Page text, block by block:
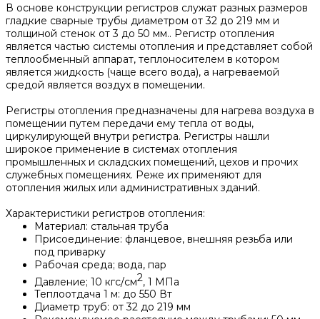
В основе конструкции регистров служат разных размеров
гладкие сварные трубы диаметром от 32 до 219 мм и
толщиной стенок от 3 до 50 мм.. Регистр отопления
является частью системы отопления и представляет собой
теплообменный аппарат, теплоносителем в котором
является жидкость (чаще всего вода), а нагреваемой
средой является воздух в помещении.
Регистры отопления предназначены для нагрева воздуха в
помещении путем передачи ему тепла от воды,
циркулирующей внутри регистра. Регистры нашли
широкое применение в системах отопления
промышленных и складских помещений, цехов и прочих
служебных помещениях. Реже их применяют для
отопления жилых или административных зданий.
Характеристики регистров отопления:
Материал: стальная труба
Присоединение: фланцевое, внешняя резьба или
под приварку
Рабочая среда; вода, пар
Давление; 10 кгс/см2, 1 МПа
Теплоотдача 1 м: до 550 Вт
Диаметр труб: от 32 до 219 мм